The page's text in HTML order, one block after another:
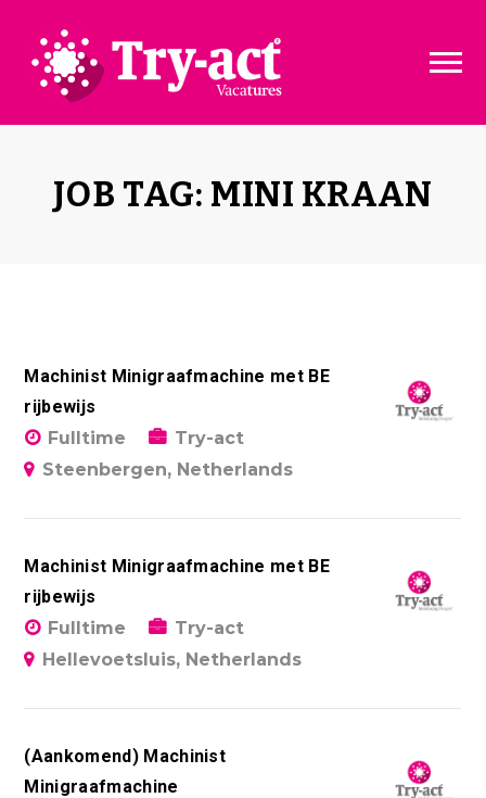
JOB TAG: MINI KRAAN
Machinist Minigraafmachine met BE
rijbewijs
Fulltime
Try-act
Steenbergen, Netherlands
Machinist Minigraafmachine met BE
rijbewijs
Fulltime
Try-act
Hellevoetsluis, Netherlands
(Aankomend) Machinist
Minigraafmachine
Vacature dashboard
Pakketten & Tarieven
Over ons
Disclaimer